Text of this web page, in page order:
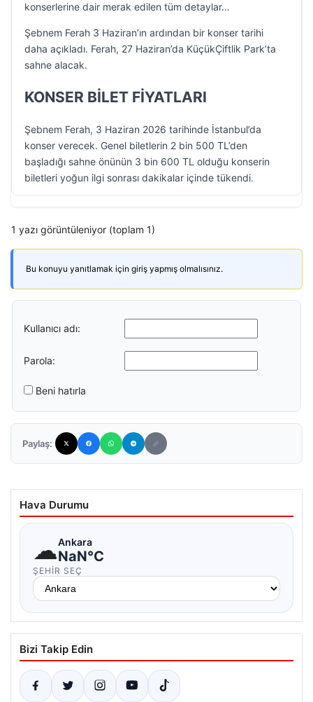
konserlerine dair merak edilen tüm detaylar…
Şebnem Ferah 3 Haziran’ın ardından bir konser tarihi
daha açıkladı. Ferah, 27 Haziran’da KüçükÇiftlik Park’ta
sahne alacak.
KONSER BİLET FİYATLARI
Şebnem Ferah, 3 Haziran 2026 tarihinde İstanbul’da
konser verecek. Genel biletlerin 2 bin 500 TL’den
başladığı sahne önünün 3 bin 600 TL olduğu konserin
biletleri yoğun ilgi sonrası dakikalar içinde tükendi.
1 yazı görüntüleniyor (toplam 1)
Bu konuyu yanıtlamak için giriş yapmış olmalısınız.
Kullanıcı adı:
Parola:
Beni hatırla
Paylaş:
Hava Durumu
☁Ankara
NaN°C
ŞEHIR SEÇ
Bizi Takip Edin